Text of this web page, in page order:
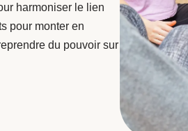
harmoniser le lien
pour monter en
du pouvoir sur